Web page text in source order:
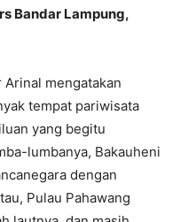
Bandar Lampung,
Arinal mengatakan
tempat pariwisata
yang begitu
lumbanya, Bakauheni
dengan
Pulau Pahawang